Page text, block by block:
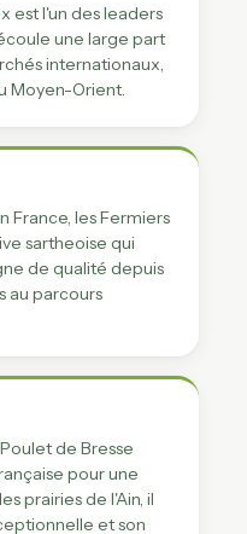
est l'un des leaders
une large part
internationaux,
Moyen-Orient.
France, les Fermiers
sartheoise qui
de qualité depuis
au parcours
de Bresse
pour une
prairies de l'Ain, il
et son